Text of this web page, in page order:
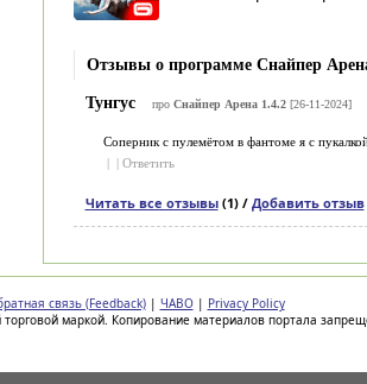
Отзывы о программе Снайпер
Тунгус
про Снайпер Арена 1.4.2[26-11-2024]
Соперник с пулемётом в фантоме я с
| | Ответить
Читать все отзывы(1) / Добавить отзыв
связь (Feedback) | ЧАВО | Privacy Policy
маркой. Копирование материалов портала